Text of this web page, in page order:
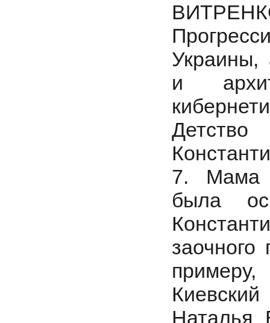
Украины,
и
7. Мама
была
заочного
Наталья